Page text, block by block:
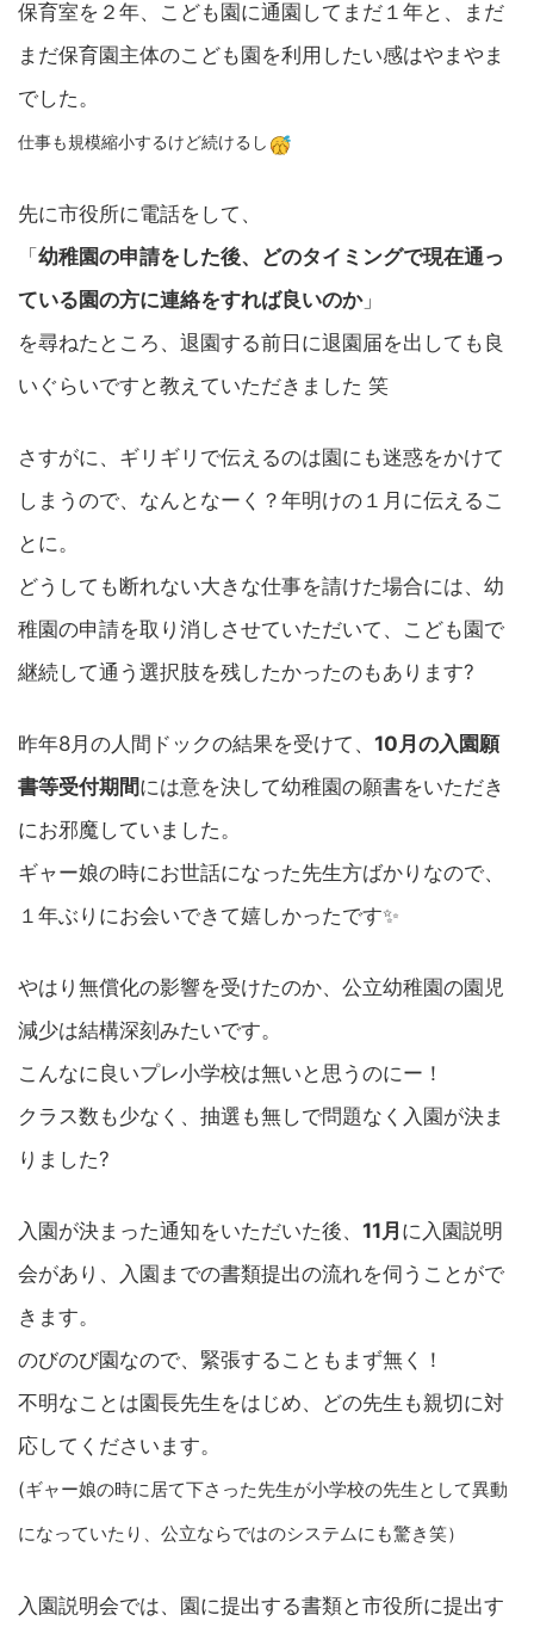
保育室を２年、こども園に通園してまだ１年と、まだ
まだ保育園主体のこども園を利用したい感はやまやま
でした。
仕事も規模縮小するけど続けるし
先に市役所に電話をして、
「 幼稚園の申請をした後、どのタイミングで現在通っ
ている園の方に連絡をすれば良いのか」
を尋ねたところ、退園する前日に退園届を出しても良
いぐらいですと教えていただきました 笑
さすがに、ギリギリで伝えるのは園にも迷惑をかけて
しまうので、なんとなーく？年明けの１月に伝えるこ
とに。
どうしても断れない大きな仕事を請けた場合には、幼
稚園の申請を取り消しさせていただいて、こども園で
継続して通う選択肢を残したかったのもあります?
昨年8月の人間ドックの結果を受けて、 10月の入園願
書等受付期間には意を決して幼稚園の願書をいただき
にお邪魔していました。
ギャー娘の時にお世話になった先生方ばかりなので、
１年ぶりにお会いできて嬉しかったです✨
やはり無償化の影響を受けたのか、公立幼稚園の園児
減少は結構深刻みたいです。
こんなに良いプレ小学校は無いと思うのにー！
クラス数も少なく、抽選も無しで問題なく入園が決ま
りました?
入園が決まった通知をいただいた後、 11月 に入園説明
会があり、入園までの書類提出の流れを伺うことがで
きます。
のびのび園なので、緊張することもまず無く！
不明なことは園長先生をはじめ、どの先生も親切に対
応してくださいます。
(ギャー娘の時に居て下さった先生が小学校の先生として異動
になっていたり、公立ならではのシステムにも驚き笑）
入園説明会では、園に提出する書類と市役所に提出す